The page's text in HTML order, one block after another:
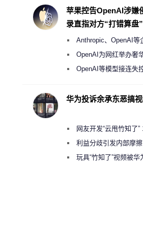
苹果控告OpenAI涉嫌
录直指对方“打错算盘”
Anthropic、OpenAI等
新执法权限审查
OpenAI为网红举办奢
“反乌托邦”
OpenAI等模型接连失
华为投诉余承东恶搞
网友开发“云甩竹知了”
利益分歧引发内部摩
师驱逐出研发基地
玩具“竹知了”视频被